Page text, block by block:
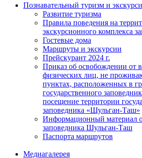
Познавательный туризм и
Развитие туризма
Правила поведения на
экскурсионного комплекса
Гостевые дома
Маршруты и экскурсии
Прейскурант 2024 г.
Приказ об освобождении от
физических лиц, не
пунктах, расположенных в
государственного
посещение территории
заповедника «Шульган-Таш»
Информационный материал
заповедника Шульган-Таш
Паспорта маршрутов
Медиагалерея